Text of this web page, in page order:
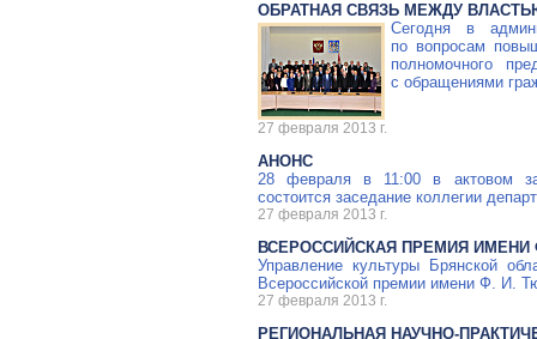
ОБРАТНАЯ СВЯЗЬ МЕЖДУ
Сегодня в
по вопросам
полномочного
с обращениями
27 февраля 2013 г.
АНОНС
28 февраля в 11:00 в актовом
состоится заседание коллегии
27 февраля 2013 г.
ВСЕРОССИЙСКАЯ ПРЕМИЯ ИМЕНИ
Управление культуры Брянской
Всероссийской премии имени Ф. И.
27 февраля 2013 г.
РЕГИОНАЛЬНАЯ НАУЧНО-